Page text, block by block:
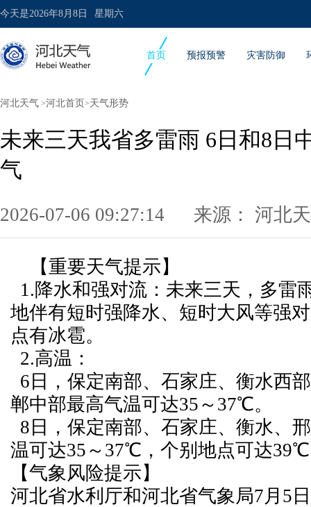
今天是2026年8月8日 星期六
首页 预报预警 灾害防御
河北天气 >河北首页 >天气形势
未来三天我省多雷雨 6日和8日
气
2026-07-06 09:27:14 来源： 河北
【重要天气提示】
1.降水和强对流：未来三天，多雷
地伴有短时强降水、短时大风等强
点有冰雹。
2.高温：
6日，保定南部、石家庄、衡水西
郸中部最高气温可达35～37℃。
8日，保定南部、石家庄、衡水、
温可达35～37℃，个别地点可达
【气象风险提示】
河北省水利厅和河北省气象局7月5